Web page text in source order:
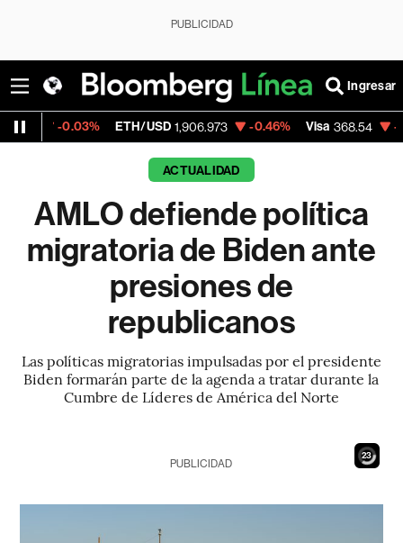
PUBLICIDAD
Ingresar
ETH/USD 1,906.973 -0.46% Visa 368.54 -0.28%
ACTUALIDAD
AMLO defiende política
migratoria de Biden ante
presiones de
republicanos
Las políticas migratorias impulsadas por el presidente
Biden formarán parte de la agenda a tratar durante la
Cumbre de Líderes de América del Norte
21
PUBLICIDAD